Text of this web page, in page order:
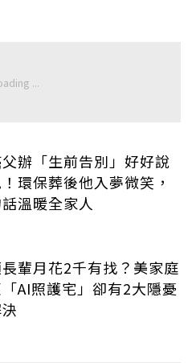
辦「生前告別」好好說
環保葬後他入夢微笑，
溫暖全家人
輩月花2千有找？美家庭
AI照護宅」卻有2大隱憂